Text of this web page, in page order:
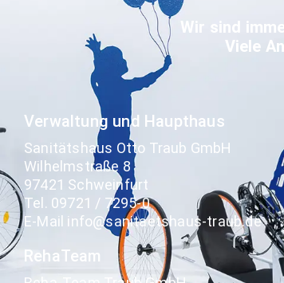
Wir sind
Viele
Verwaltung und Haupthaus
Sanitätshaus Otto Traub GmbH
Wilhelmstraße 8
97421 Schweinfurt
Tel. 09721 / 7295-0
E-Mail info@sanitaetshaus-traub.de
RehaTeam